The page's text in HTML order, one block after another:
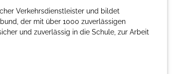
Verkehrsdienstleister und bildet
der mit über 1000 zuverlässigen
und zuverlässig in die Schule, zur Arbeit